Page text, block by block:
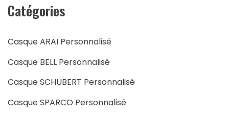
Catégories
Casque ARAI Personnalisé
Casque BELL Personnalisé
Casque SCHUBERT Personnalisé
Casque SPARCO Personnalisé